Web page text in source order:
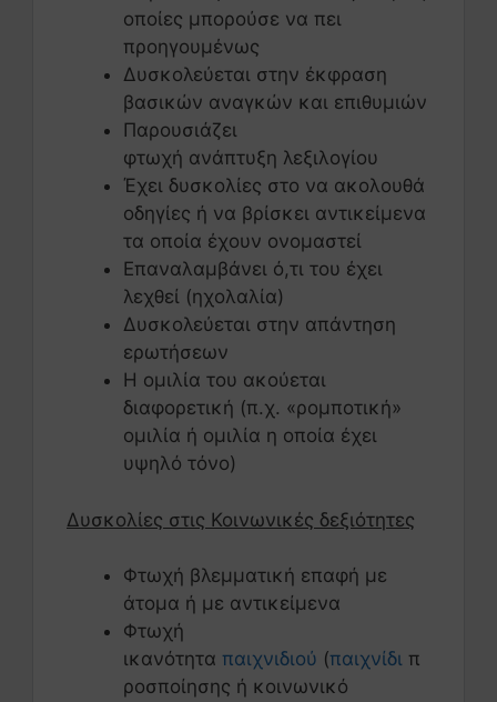
οποίες μπορούσε να πει
προηγουμένως
Δυσκολεύεται στην έκφραση
βασικών αναγκών και επιθυμιών
Παρουσιάζει
φτωχή ανάπτυξη λεξιλογίου
Έχει δυσκολίες στο να ακολουθά
οδηγίες ή να βρίσκει αντικείμενα
τα οποία έχουν ονομαστεί
Επαναλαμβάνει ό,τι του έχει
λεχθεί (ηχολαλία)
Δυσκολεύεται στην απάντηση
ερωτήσεων
Η ομιλία του ακούεται
διαφορετική (π.χ. «ρομποτική»
ομιλία ή ομιλία η οποία έχει
υψηλό τόνο)
Δυσκολίες στις Κοινωνικές δεξιότητες
Φτωχή βλεμματική επαφή με
άτομα ή με αντικείμενα
Φτωχή
ικανότητα παιχνιδιού (παιχνίδι π
ροσποίησης ή κοινωνικό